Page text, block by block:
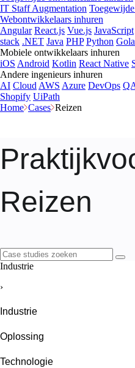
IT Staff Augmentation
Webontwikkelaars inhuren
Angular React.js Vue.js JavaScript
stack .NET Java PHP Python
Mobiele ontwikkelaars inhuren
iOS Android Kotlin React Native
Andere ingenieurs inhuren
AI Cloud AWS Azure DevOps
Shopify UiPath
Home Cases Reizen
Reizen
Industrie
›
Industrie
Oplossing
Technologie